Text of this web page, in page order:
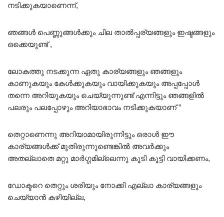
നടിക്കുകയാണെന്ന്,
ഞങ്ങൾ പെണ്ണുങ്ങൾക്കും ചില താൽപ്പര്യങ്ങളും ഇഷ്ടങ്ങളും
ഒക്കെയുണ്ട് ,
ലോകത്തു നടക്കുന്ന ഏതു കാര്യങ്ങളും ഞങ്ങളും
കാണുകയും കേൾക്കുകയും വായിക്കുകയും അപ്പപ്പോൾ
തന്നെ അറിയുകയും ചെയ്യുന്നുണ്ട് എന്നിട്ടും ഞങ്ങളിൽ
പലരും പലപ്പോഴും അറിയാഭാവം നടിക്കുകയാണ് ”
തെറ്റാണെന്നു അറിയാമായിരുന്നിട്ടും ഒരാൾ ഈ
കാര്യങ്ങൾക്ക് മുതിരുന്നുണ്ടെങ്കിൽ അവർക്കും
അതല്ലാതെ മറ്റു മാർഗ്ഗമില്ലെന്നു കൂടി കൂട്ടി വായിക്കണം,
ഡോക്ടറെ തെറ്റും ശരിയും നോക്കി എല്ലാ കാര്യങ്ങളും
ചെയ്യാൻ കഴിയില്ല,